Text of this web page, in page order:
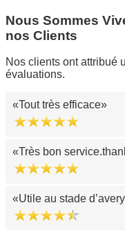
Nous Sommes
nos Clients
Nos clients ont attribué
évaluations.
Tout très efficace
Très bon
Utile au stade